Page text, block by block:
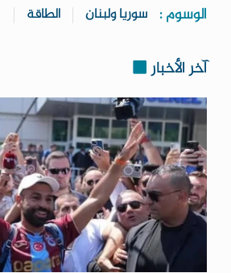
الوسوم : سوريا ولبنان الطاقة
آخر الأخبار